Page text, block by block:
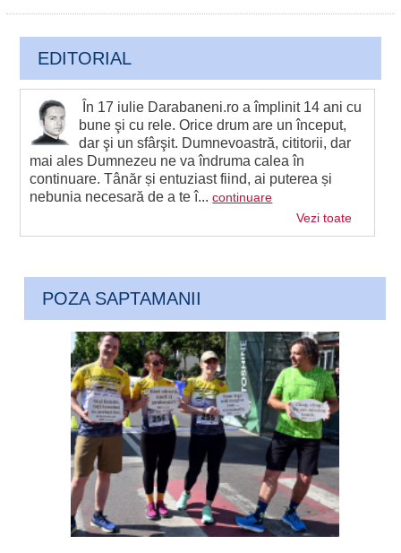
EDITORIAL
În 17 iulie Darabaneni.ro a împlinit 14 ani cu
bune şi cu rele. Orice drum are un început,
dar şi un sfârşit. Dumnevoastră, cititorii, dar
mai ales Dumnezeu ne va îndruma calea în
continuare. Tânăr și entuziast fiind, ai puterea și
nebunia necesară de a te î...continuare
Vezi toate
POZA SAPTAMANII